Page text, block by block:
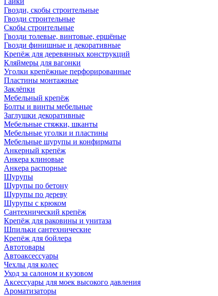
Гвозди, скобы строительные
Гвозди строительные
Скобы строительные
Гвозди толевые, винтовые, ершёные
Гвозди финишные и декоративные
Крепёж для деревянных конструкций
Кляймеры для вагонки
Уголки крепёжные перфорированные
Пластины монтажные
Заклёпки
Мебельный крепёж
Болты и винты мебельные
Заглушки декоративные
Мебельные стяжки, шканты
Мебельные уголки и пластины
Мебельные шурупы и конфирматы
Анкерный крепёж
Анкера клиновые
Анкера распорные
Шурупы
Шурупы по бетону
Шурупы по дереву
Шурупы с крюком
Сантехнический крепёж
Крепёж для раковины и унитаза
Шпильки сантехнические
Крепёж для бойлера
Автотовары
Автоаксессуары
Чехлы для колес
Уход за салоном и кузовом
Аксессуары для моек высокого давления
Ароматизаторы